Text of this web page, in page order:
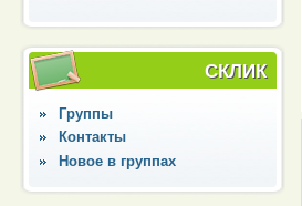
СКЛИК
Группы
Контакты
Новое в группах